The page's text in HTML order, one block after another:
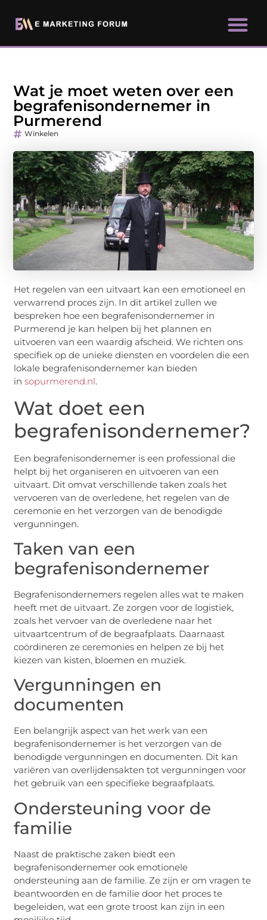
Wat je moet weten over een
begrafenisondernemer in
Purmerend
Winkelen
Het regelen van een uitvaart kan een emotioneel en
verwarrend proces zijn. In dit artikel zullen we
bespreken hoe een begrafenisondernemer in
Purmerend je kan helpen bij het plannen en
uitvoeren van een waardig afscheid. We richten ons
specifiek op de unieke diensten en voordelen die een
lokale begrafenisondernemer kan bieden
insopurmerend.nl.
Wat doet een
begrafenisondernemer?
Een begrafenisondernemer is een professional die
helpt bij het organiseren en uitvoeren van een
uitvaart. Dit omvat verschillende taken zoals het
vervoeren van de overledene, het regelen van de
ceremonie en het verzorgen van de benodigde
vergunningen.
Taken van een
begrafenisondernemer
Begrafenisondernemers regelen alles wat te maken
heeft met de uitvaart. Ze zorgen voor de logistiek,
zoals het vervoer van de overledene naar het
uitvaartcentrum of de begraafplaats. Daarnaast
coördineren ze ceremonies en helpen ze bij het
kiezen van kisten, bloemen en muziek.
Vergunningen en
documenten
Een belangrijk aspect van het werk van een
begrafenisondernemer is het verzorgen van de
benodigde vergunningen en documenten. Dit kan
variëren van overlijdensakten tot vergunningen voor
het gebruik van een specifieke begraafplaats.
Ondersteuning voor de
familie
Naast de praktische zaken biedt een
begrafenisondernemer ook emotionele
ondersteuning aan de familie. Ze zijn er om vragen te
beantwoorden en de familie door het proces te
begeleiden, wat een grote troost kan zijn in een